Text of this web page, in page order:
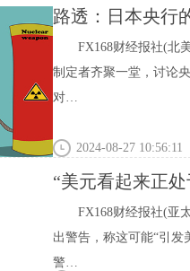
路透：日本央行
FX168财经报社(北
制定者齐聚一堂，讨论
对…
2024-08-27 10:56:11
“美元看起来正
FX168财经报社(亚
出警告，称这可能“引
警…